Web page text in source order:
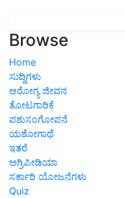
Browse
Home
ಸುದ್ದಿಗಳು
ಆರೋಗ್ಯ ಜೀವನ
ತೋಟಗಾರಿಕೆ
ಪಶುಸಂಗೋಪನೆ
ಯಶೋಗಾಥೆ
ಇತರೆ
ಅಗ್ರಿಪೀಡಿಯಾ
ಸರ್ಕಾರಿ ಯೋಜನೆಗಳು
Quiz